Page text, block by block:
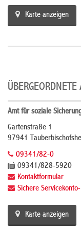
Karte anzeigen
ÜBERGEORDNETE
Amt für soziale
Gartenstraße 1
97941
09341/82-0
09341/828-5920
Kontaktformular
Sichere
Karte anzeigen